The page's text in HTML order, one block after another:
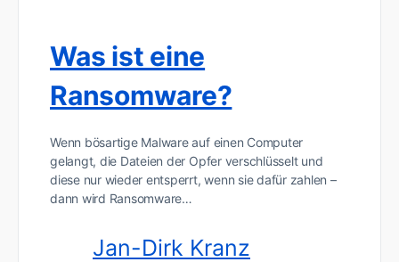
Was ist eine
Ransomware?
Wenn bösartige Malware auf einen Computer
gelangt, die Dateien der Opfer verschlüsselt und
diese nur wieder entsperrt, wenn sie dafür zahlen –
dann wird Ransomware…
Jan-Dirk Kranz